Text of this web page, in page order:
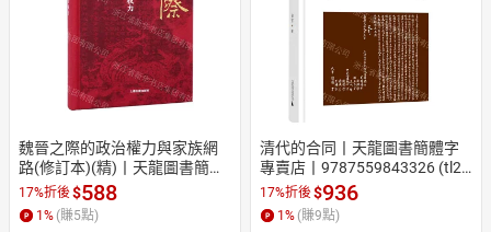
魏晉之際的政治權力與家族網
路(修訂本)(精)丨天龍圖書簡體
字專賣店丨9787573216670 (tl
2609)
17%折後$588
1 % (賺5點)
清代的合同丨天龍圖書簡體字
專賣店丨9787559843326 (tl26
06)
17%折後$936
1 % (賺9點)